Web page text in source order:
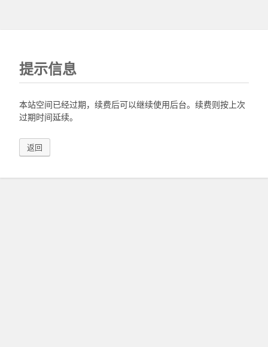
提示信息
本站空间已经过期，续费后可以继续使用后台。续费则按上次
过期时间延续。
返回